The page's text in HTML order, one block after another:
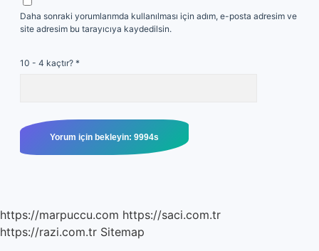
Daha sonraki yorumlarımda kullanılması için adım, e-posta adresim ve
site adresim bu tarayıcıya kaydedilsin.
10 - 4 kaçtır? *
https://marpuccu.com https://saci.com.tr
https://razi.com.tr Sitemap